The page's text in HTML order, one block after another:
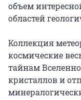
объем
областей
Коллекция
космические
тайнам
кристаллов и